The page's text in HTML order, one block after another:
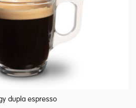
dupla espresso